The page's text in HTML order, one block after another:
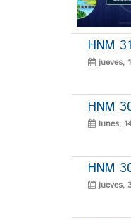
HNM
jueves,
HNM
lunes,
HNM
jueves,